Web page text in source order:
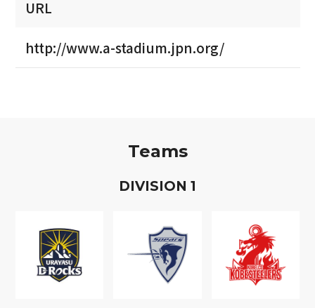
URL
http://www.a-stadium.jpn.org/
Teams
DIVISION 1